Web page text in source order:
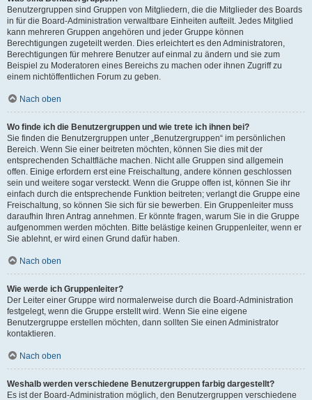
Benutzergruppen sind Gruppen von Mitgliedern, die die Mitglieder des Boards
in für die Board-Administration verwaltbare Einheiten aufteilt. Jedes Mitglied
kann mehreren Gruppen angehören und jeder Gruppe können
Berechtigungen zugeteilt werden. Dies erleichtert es den Administratoren,
Berechtigungen für mehrere Benutzer auf einmal zu ändern und sie zum
Beispiel zu Moderatoren eines Bereichs zu machen oder ihnen Zugriff zu
einem nichtöffentlichen Forum zu geben.
Nach oben
Wo finde ich die Benutzergruppen und wie trete ich ihnen bei?
Sie finden die Benutzergruppen unter „Benutzergruppen“ im persönlichen
Bereich. Wenn Sie einer beitreten möchten, können Sie dies mit der
entsprechenden Schaltfläche machen. Nicht alle Gruppen sind allgemein
offen. Einige erfordern erst eine Freischaltung, andere können geschlossen
sein und weitere sogar versteckt. Wenn die Gruppe offen ist, können Sie ihr
einfach durch die entsprechende Funktion beitreten; verlangt die Gruppe eine
Freischaltung, so können Sie sich für sie bewerben. Ein Gruppenleiter muss
daraufhin Ihren Antrag annehmen. Er könnte fragen, warum Sie in die Gruppe
aufgenommen werden möchten. Bitte belästige keinen Gruppenleiter, wenn er
Sie ablehnt, er wird einen Grund dafür haben.
Nach oben
Wie werde ich Gruppenleiter?
Der Leiter einer Gruppe wird normalerweise durch die Board-Administration
festgelegt, wenn die Gruppe erstellt wird. Wenn Sie eine eigene
Benutzergruppe erstellen möchten, dann sollten Sie einen Administrator
kontaktieren.
Nach oben
Weshalb werden verschiedene Benutzergruppen farbig dargestellt?
Es ist der Board-Administration möglich, den Benutzergruppen verschiedene